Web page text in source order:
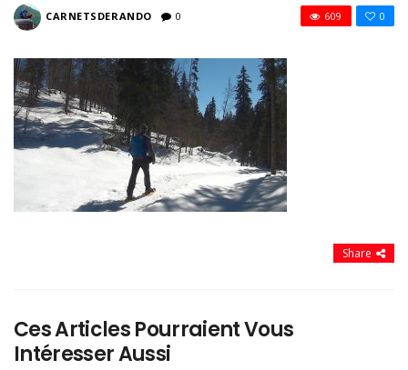
CARNETSDERANDO 0 0
609
Share
Ces Articles Pourraient Vous
Intéresser Aussi